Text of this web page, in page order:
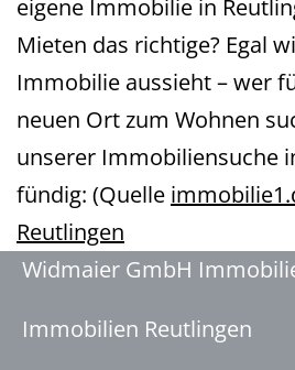
eigene Immobilie in
Mieten das richtige? Egal
Immobilie aussieht – wer
neuen Ort zum Wohnen
unserer Immobiliensuche
fündig: (Quelle
Reutlingen
Widmaier GmbH
Immobilien Reutlingen